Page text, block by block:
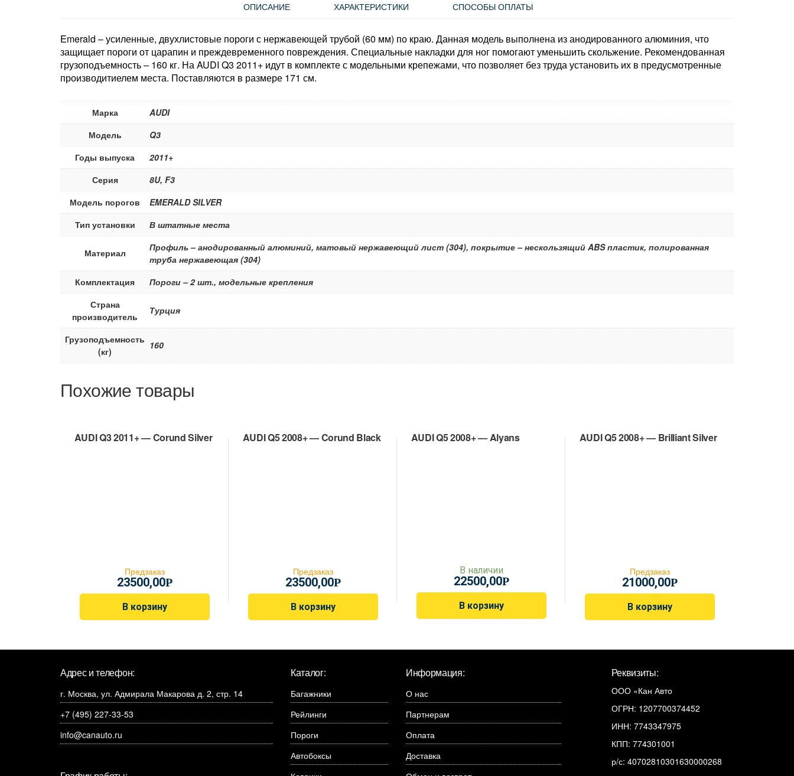
ОПИСАНИЕ ХАРАКТЕРИСТИКИ СПОСОБЫ ОПЛАТЫ
Emerald – усиленные, двухлистовые пороги с нержавеющей трубой (60 мм) по краю. Данная модель выполнена из анодированного алюминия, что
защищает пороги от царапин и преждевременного повреждения. Специальные накладки для ног помогают уменьшить скольжение. Рекомендованная
грузоподъемность – 160 кг. На AUDI Q3 2011+ идут в комплекте с модельными крепежами, что позволяет без труда установить их в предусмотренные
производитиелем места. Поставляются в размере 171 см.
Марка
AUDI
Модель
Q3
Годы выпуска
2011+
Серия
8U, F3
Модель порогов
EMERALD SILVER
Тип установки
В штатные места
Материал
Профиль – анодированный алюминий, матовый нержавеющий лист (304), покрытие – нескользящий ABS пластик, полированная
труба нержавеющая (304)
Комплектация
Пороги – 2 шт., модельные крепления
Страна
производитель
Турция
Грузоподъемность
(кг)
160
Похожие товары
AUDI Q3 2011+ — Corund Silver
Предзаказ
23500,00Р
В корзину
AUDI Q5 2008+ — Corund Black
Предзаказ
23500,00Р
В корзину
AUDI Q5 2008+ — Alyans
В наличии
22500,00Р
В корзину
AUDI Q5 2008+ — Brilliant Silver
Предзаказ
21000,00Р
В корзину
Адрес и телефон:
г. Москва, ул. Адмирала Макарова д. 2, стр. 14
+7 (495) 227-33-53
info@canauto.ru
Каталог:
Багажники
Рейлинги
Пороги
Автобоксы
Информация:
О нас
Партнерам
Оплата
Доставка
Реквизиты:
ООО «Кан Авто
ОГРН: 1207700374452
ИНН: 7743347975
КПП: 774301001
р/с: 40702810301630000268